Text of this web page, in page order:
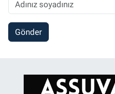
Gönder